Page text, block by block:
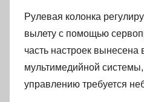
Рулевая колонка
вылету с помощью
часть настроек
мультимедийной
управлению требуется